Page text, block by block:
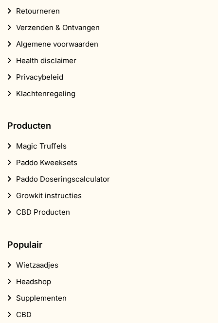
Magic Truffels
Paddo Kweeksets
Paddo Doseringscalculator
Growkit instructies
CBD Producten
Populair
Wietzaadjes
Headshop
Supplementen
CBD
Smartshop
Contact
Over Smartific
Partners